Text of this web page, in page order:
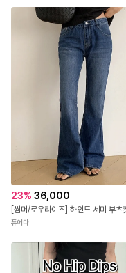
23% 36,000
퓨어다